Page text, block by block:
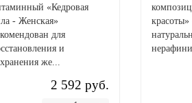
«Кедровая
- Женская»
для
и
же...
2 592 руб.
красоты»